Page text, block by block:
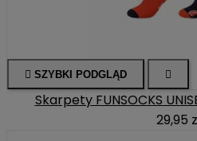
 SZYBKI PODGLĄD 
Skarpety FUNSOCKS
29,95